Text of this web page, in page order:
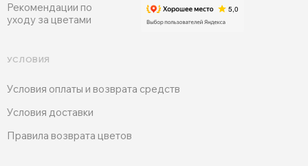
УСЛОВИЯ
Рекомендации по
уходу за цветами
Условия оплаты и возврата средств
Условия доставки
Правила возврата цветов